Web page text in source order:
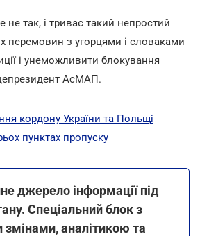
так, і триває такий непростий
перемовин з угорцями і словаками
і унеможливити блокування
АсМАП.
кордону України та Польщі
пунктах пропуску
джерело інформації під
Спеціальний блок з
аналітикою та